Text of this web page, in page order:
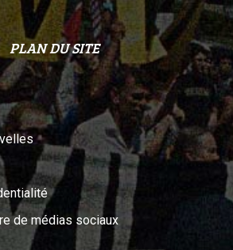
PLAN DU SITE
de médias sociaux